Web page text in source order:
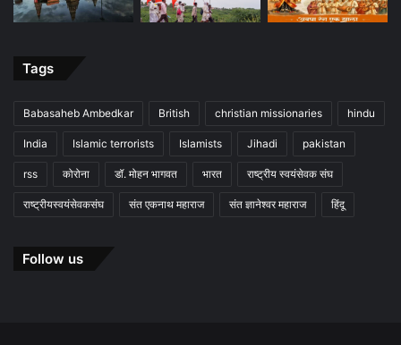
Tags
Babasaheb Ambedkar British christian missionaries hindu
India Islamic terrorists Islamists Jihadi pakistan
rss कोरोना डॉ. मोहन भागवत भारत राष्ट्रीय स्वयंसेवक संघ
राष्ट्रीयस्वयंसेवकसंघ संत एकनाथ महाराज संत ज्ञानेश्वर महाराज हिंदू
Follow us